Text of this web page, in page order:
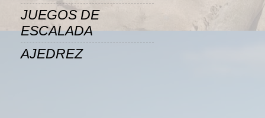
JUEGOS DE
ESCALADA
AJEDREZ